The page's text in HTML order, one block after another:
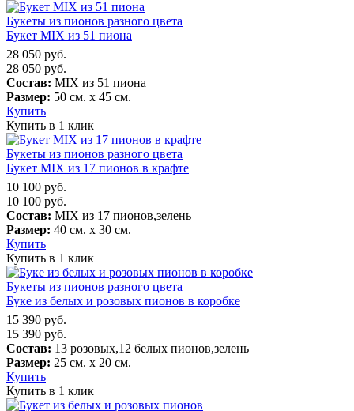
Букеты из пионов разного цвета
Букет MIX из 51 пиона
28 050 руб.
28 050 руб.
Состав: MIX из 51 пиона
Размер: 50 см. х 45 см.
Купить
Купить в 1 клик
Букеты из пионов разного цвета
Букет MIX из 17 пионов в крафте
10 100 руб.
10 100 руб.
Состав: MIX из 17 пионов,зелень
Размер: 40 см. х 30 см.
Купить
Купить в 1 клик
Букеты из пионов разного цвета
Буке из белых и розовых пионов в коробке
15 390 руб.
15 390 руб.
Состав: 13 розовых,12 белых пионов,зелень
Размер: 25 см. х 20 см.
Купить
Купить в 1 клик